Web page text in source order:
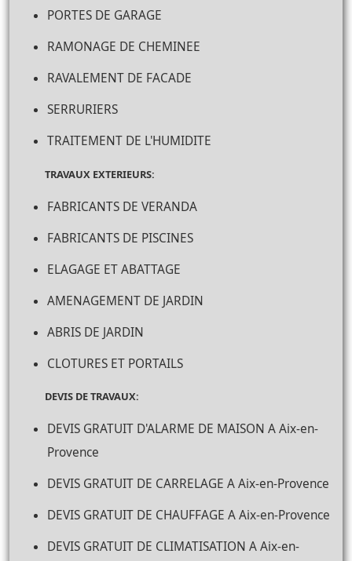
PORTES DE GARAGE
RAMONAGE DE CHEMINEE
RAVALEMENT DE FACADE
SERRURIERS
TRAITEMENT DE L'HUMIDITE
TRAVAUX EXTERIEURS:
FABRICANTS DE VERANDA
FABRICANTS DE PISCINES
ELAGAGE ET ABATTAGE
AMENAGEMENT DE JARDIN
ABRIS DE JARDIN
CLOTURES ET PORTAILS
DEVIS DE TRAVAUX:
DEVIS GRATUIT D'ALARME DE MAISON A Aix-en-
Provence
DEVIS GRATUIT DE CARRELAGE A Aix-en-Provence
DEVIS GRATUIT DE CHAUFFAGE A Aix-en-Provence
DEVIS GRATUIT DE CLIMATISATION A Aix-en-